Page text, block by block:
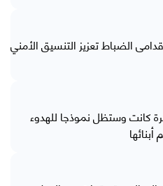
الضباط تعزيز التنسيق الأمني
كانت وستظل نموذجا للهدوء